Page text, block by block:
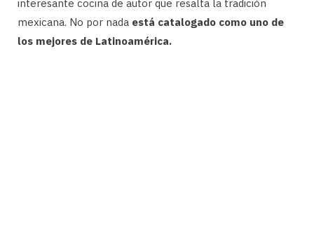
interesante cocina de autor que resalta la tradición
mexicana. No por nada está catalogado como uno de
los mejores de Latinoamérica.